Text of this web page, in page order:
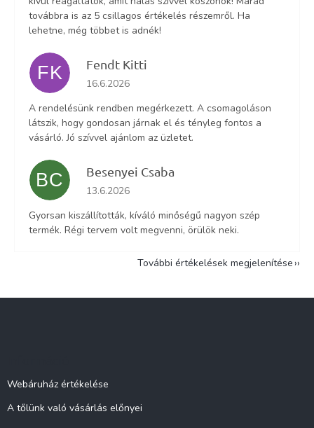
továbbra is az 5 csillagos értékelés részemről. Ha
lehetne, még többet is adnék!
FK Fendt Kitti
Az áruház értékelése 5-ből 5 csillag.
16.6.2026
A rendelésünk rendben megérkezett. A csomagoláson
látszik, hogy gondosan járnak el és tényleg fontos a
vásárló. Jó szívvel ajánlom az üzletet.
BC Besenyei Csaba
Az áruház értékelése 5-ből 5 csillag.
13.6.2026
Gyorsan kiszállították, kíváló minőségű nagyon szép
termék. Régi tervem volt megvenni, örülök neki.
További értékelések megjelenítése
Webáruház értékelése
A tőlünk való vásárlás előnyei